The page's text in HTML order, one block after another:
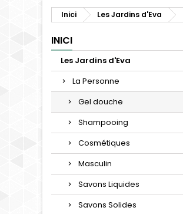
Inici Les Jardins d'Eva
INICI
Les Jardins d'Eva
La Personne
Gel douche
Shampooing
Cosmétiques
Masculin
Savons Liquides
Savons Solides